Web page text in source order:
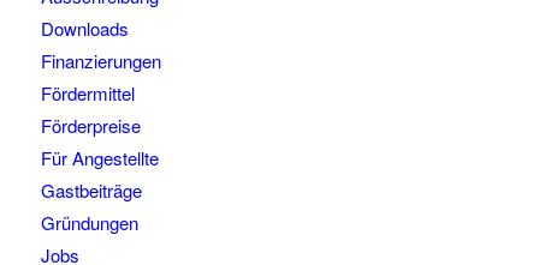
Downloads
Finanzierungen
Fördermittel
Förderpreise
Für Angestellte
Gastbeiträge
Gründungen
Jobs